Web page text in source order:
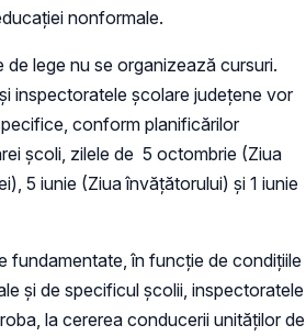
nonformale.
de lege nu se organizează cursuri.
inspectoratele şcolare judeţene vor
conform planificărilor
şcoli, zilele de 5 octombrie (Ziua
5 iunie (Ziua învăţătorului) şi 1 iunie
fundamentate, în funcţie de condiţiile
şi de specificul şcolii, inspectoratele
la cererea conducerii unităţilor de